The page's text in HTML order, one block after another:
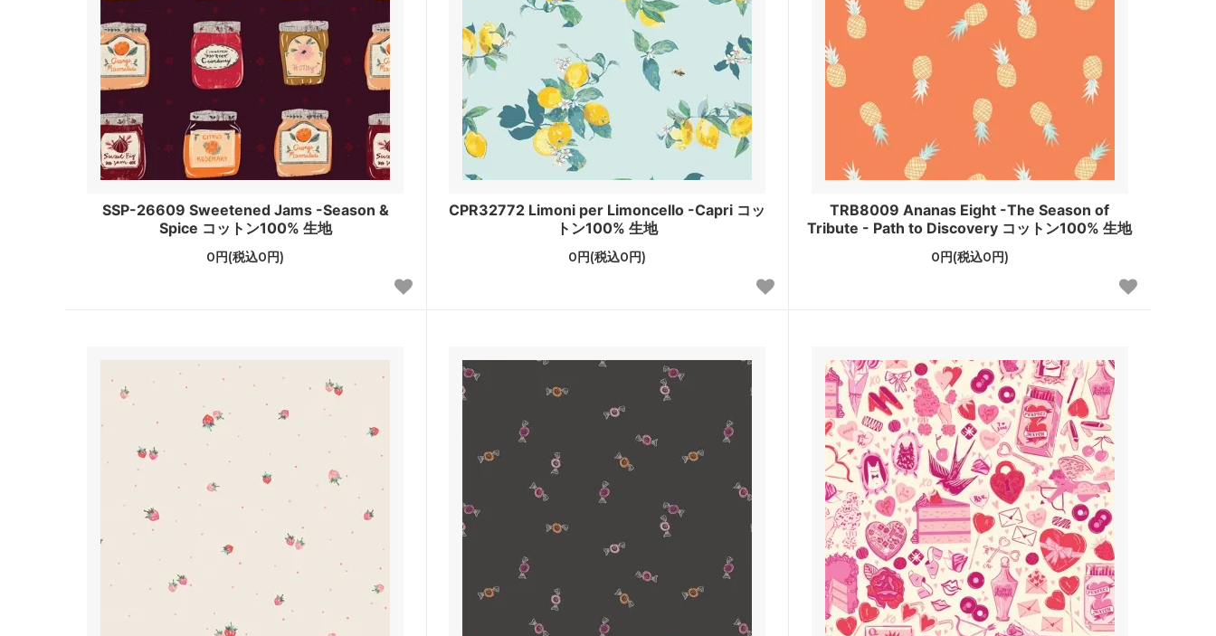
SSP-26609 Sweetened Jams -Season &
Spice コットン100% 生地
0円(税込0円)
CPR32772 Limoni per Limoncello -Capri コッ
トン100% 生地
0円(税込0円)
TRB8009 Ananas Eight -The Season of
Tribute - Path to Discovery コットン100% 生地
0円(税込0円)